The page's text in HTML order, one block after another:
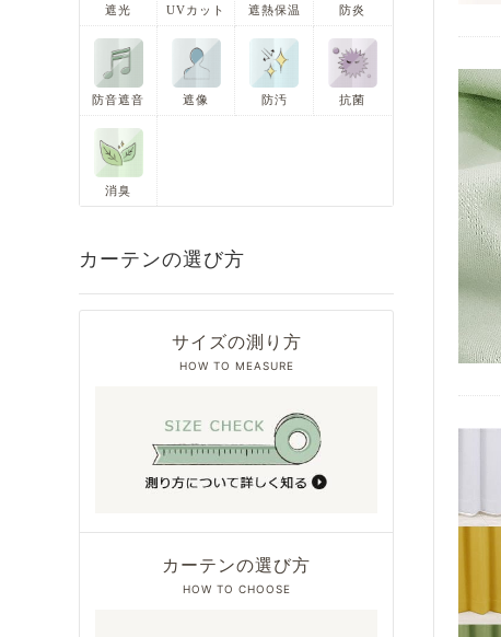
遮光 UVカット 遮熱保温 防炎
防音遮音 遮像 防汚 抗菌
消臭
カーテンの選び方
サイズの測り方
HOW TO MEASURE
カーテンの選び方
HOW TO CHOOSE